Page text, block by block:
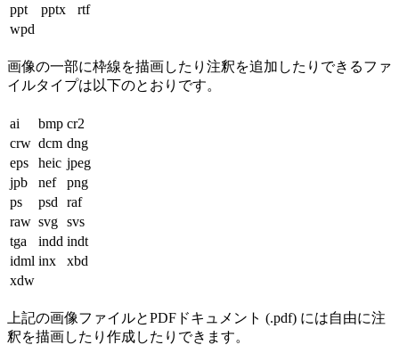
ppt
pptx
rtf
wpd
画像の一部に枠線を描画したり注釈を追加したりできるファ
イルタイプは以下のとおりです。
ai bmp cr2
crw dcm dng
eps
heic jpeg
jpb
nef
png
ps
psd
raf
raw svg svs
tga
indd indt
idml inx
xbd
xdw
上記の画像ファイルとPDFドキュメント (.pdf) には自由に注
釈を描画したり作成したりできます。